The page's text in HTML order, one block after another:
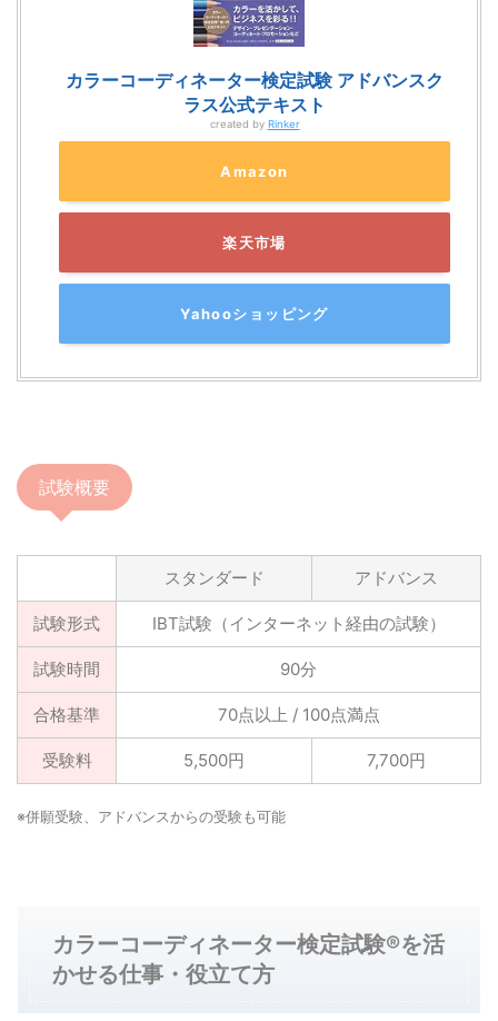
カラーコーディネーター検定試験 アドバンスク
ラス公式テキスト
created by Rinker
Amazon
楽天市場
Yahooショッピング
試験概要
スタンダード アドバンス
試験形式 IBT試験（インターネット経由の試験）
試験時間 90分
合格基準 70点以上 / 100点満点
受験料 5,500円 7,700円
※併願受験、アドバンスからの受験も可能
カラーコーディネーター検定試験®を活
かせる仕事・役立て方